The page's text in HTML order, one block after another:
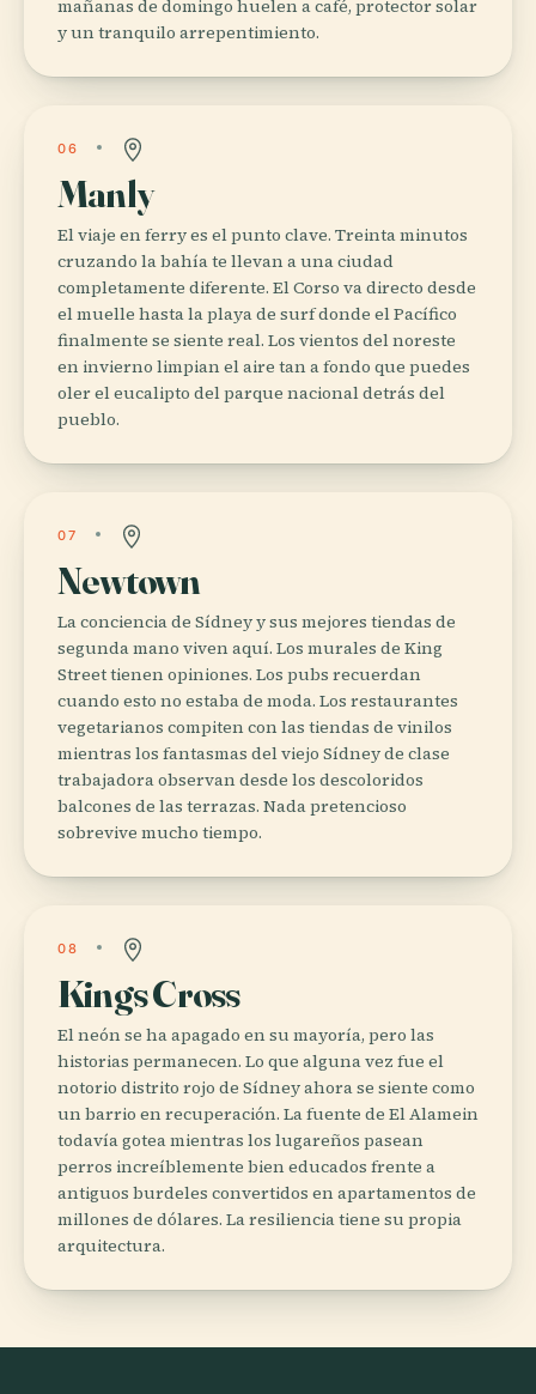
mañanas de domingo huelen a café, protector solar
y un tranquilo arrepentimiento.
06
Manly
El viaje en ferry es el punto clave. Treinta minutos
cruzando la bahía te llevan a una ciudad
completamente diferente. El Corso va directo desde
el muelle hasta la playa de surf donde el Pacífico
finalmente se siente real. Los vientos del noreste
en invierno limpian el aire tan a fondo que puedes
oler el eucalipto del parque nacional detrás del
pueblo.
07
Newtown
La conciencia de Sídney y sus mejores tiendas de
segunda mano viven aquí. Los murales de King
Street tienen opiniones. Los pubs recuerdan
cuando esto no estaba de moda. Los restaurantes
vegetarianos compiten con las tiendas de vinilos
mientras los fantasmas del viejo Sídney de clase
trabajadora observan desde los descoloridos
balcones de las terrazas. Nada pretencioso
sobrevive mucho tiempo.
08
Kings Cross
El neón se ha apagado en su mayoría, pero las
historias permanecen. Lo que alguna vez fue el
notorio distrito rojo de Sídney ahora se siente como
un barrio en recuperación. La fuente de El Alamein
todavía gotea mientras los lugareños pasean
perros increíblemente bien educados frente a
antiguos burdeles convertidos en apartamentos de
millones de dólares. La resiliencia tiene su propia
arquitectura.